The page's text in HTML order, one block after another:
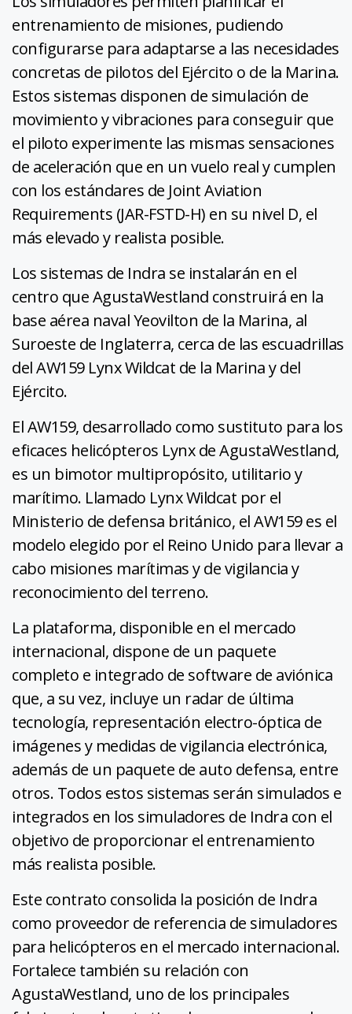
entrenamiento de misiones, pudiendo
configurarse para adaptarse a las necesidades
concretas de pilotos del Ejército o de la Marina.
Estos sistemas disponen de simulación de
movimiento y vibraciones para conseguir que
el piloto experimente las mismas sensaciones
de aceleración que en un vuelo real y cumplen
con los estándares de Joint Aviation
Requirements (JAR-FSTD-H) en su nivel D, el
más elevado y realista posible.
Los sistemas de Indra se instalarán en el
centro que AgustaWestland construirá en la
base aérea naval Yeovilton de la Marina, al
Suroeste de Inglaterra, cerca de las escuadrillas
del AW159 Lynx Wildcat de la Marina y del
Ejército.
El AW159, desarrollado como sustituto para los
eficaces helicópteros Lynx de AgustaWestland,
es un bimotor multipropósito, utilitario y
marítimo. Llamado Lynx Wildcat por el
Ministerio de defensa británico, el AW159 es el
modelo elegido por el Reino Unido para llevar a
cabo misiones marítimas y de vigilancia y
reconocimiento del terreno.
La plataforma, disponible en el mercado
internacional, dispone de un paquete
completo e integrado de software de aviónica
que, a su vez, incluye un radar de última
tecnología, representación electro-óptica de
imágenes y medidas de vigilancia electrónica,
además de un paquete de auto defensa, entre
otros. Todos estos sistemas serán simulados e
integrados en los simuladores de Indra con el
objetivo de proporcionar el entrenamiento
más realista posible.
Este contrato consolida la posición de Indra
como proveedor de referencia de simuladores
para helicópteros en el mercado internacional.
Fortalece también su relación con
AgustaWestland, uno de los principales